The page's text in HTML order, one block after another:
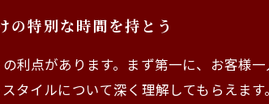
の特別な時間を持とう
利点があります。まず第一に、お客様
タイルについて深く理解してもらえま